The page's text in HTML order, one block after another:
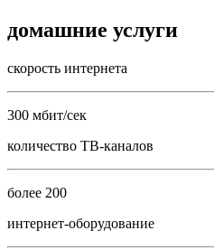
домашние услуги
скорость интернета
300 мбит/сек
количество ТВ-каналов
более 200
интернет-оборудование